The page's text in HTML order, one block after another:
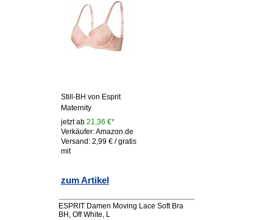
Still-BH von Esprit
Maternity
jetzt ab 21,36 €*
Verkäufer: Amazon.de
Versand: 2,99 € / gratis
mit
zum Artikel
ESPRIT Damen Moving Lace Soft Bra
BH, Off White, L